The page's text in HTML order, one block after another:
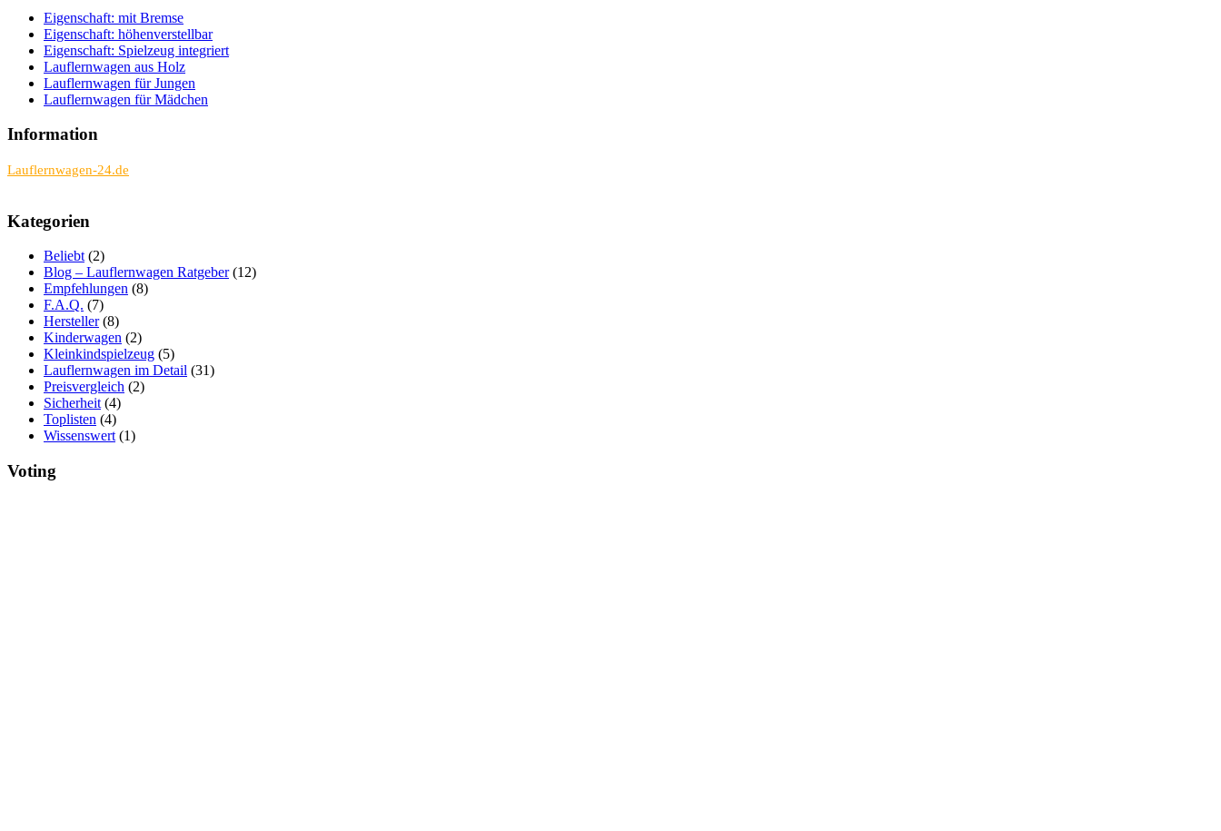
Eigenschaft: mit Bremse
Eigenschaft: höhenverstellbar
Eigenschaft: Spielzeug integriert
Lauflernwagen aus Holz
Lauflernwagen für Jungen
Lauflernwagen für Mädchen
Information
Lauflernwagen-24.de
Kategorien
Beliebt(2)
Blog – Lauflernwagen Ratgeber(12)
Empfehlungen (8)
F.A.Q. (7)
Hersteller(8)
Kinderwagen (2)
Kleinkindspielzeug (5)
Lauflernwagen im Detail (31)
Preisvergleich (2)
Sicherheit(4)
Toplisten (4)
Wissenswert(1)
Voting